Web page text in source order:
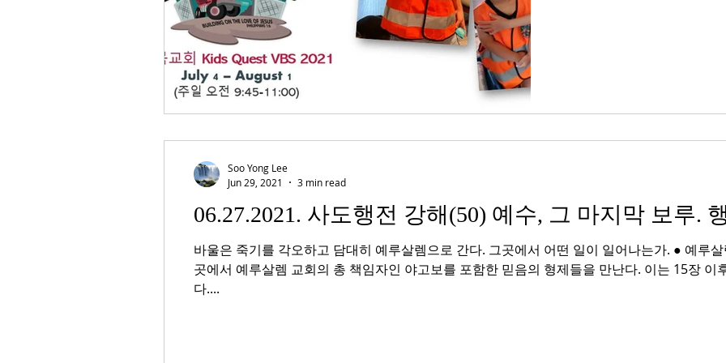
06.27.2021. 사도행전 강해(50) 예수, 그 마지막 보루.
바울은 죽기를 각오하고 담대히 예루살렘으로 간다. 그곳에서 어떤 일이 일어나는가. ● 예루
곳에서 예루살렘 교회의 총 책임자인 야고보를 포함한 믿음의 형제들을 만난다. 이는 15장 이
다....
Soo Yong Lee
Jun 29, 2021
3 min read